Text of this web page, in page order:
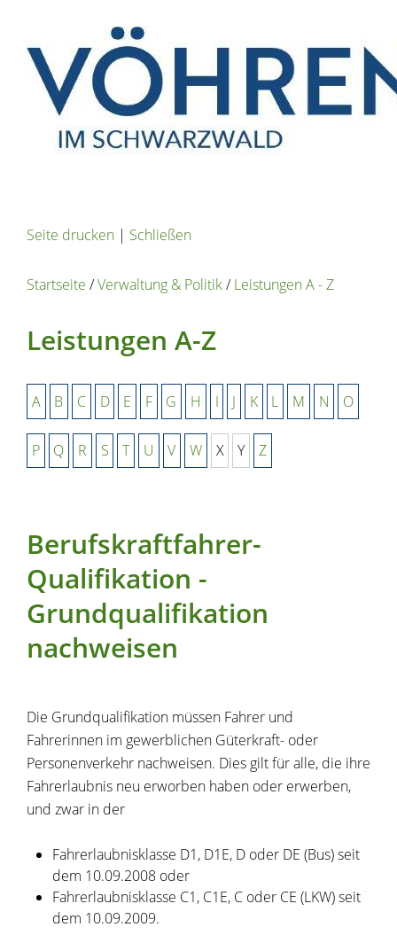
Seite drucken | Schließen
Startseite /Verwaltung & Politik/Leistungen A - Z
Leistungen A-Z
A B C D E F G H I J K L M N O
P Q R S T U V W X Y Z
Berufskraftfahrer-
Qualifikation -
Grundqualifikation
nachweisen
Die Grundqualifikation müssen Fahrer und
Fahrerinnen im gewerblichen Güterkraft- oder
Personenverkehr nachweisen. Dies gilt für alle, die ihre
Fahrerlaubnis neu erworben haben oder erwerben,
und zwar in der
Fahrerlaubnisklasse D1, D1E, D oder DE (Bus) seit
dem 10.09.2008 oder
Fahrerlaubnisklasse C1, C1E, C oder CE (LKW) seit
dem 10.09.2009.